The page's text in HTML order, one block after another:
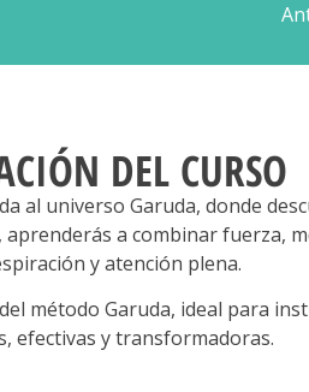
DEL CURSO
al universo Garuda, donde
a combinar fuerza,
y atención plena.
método Garuda, ideal para
efectivas y transformadoras.